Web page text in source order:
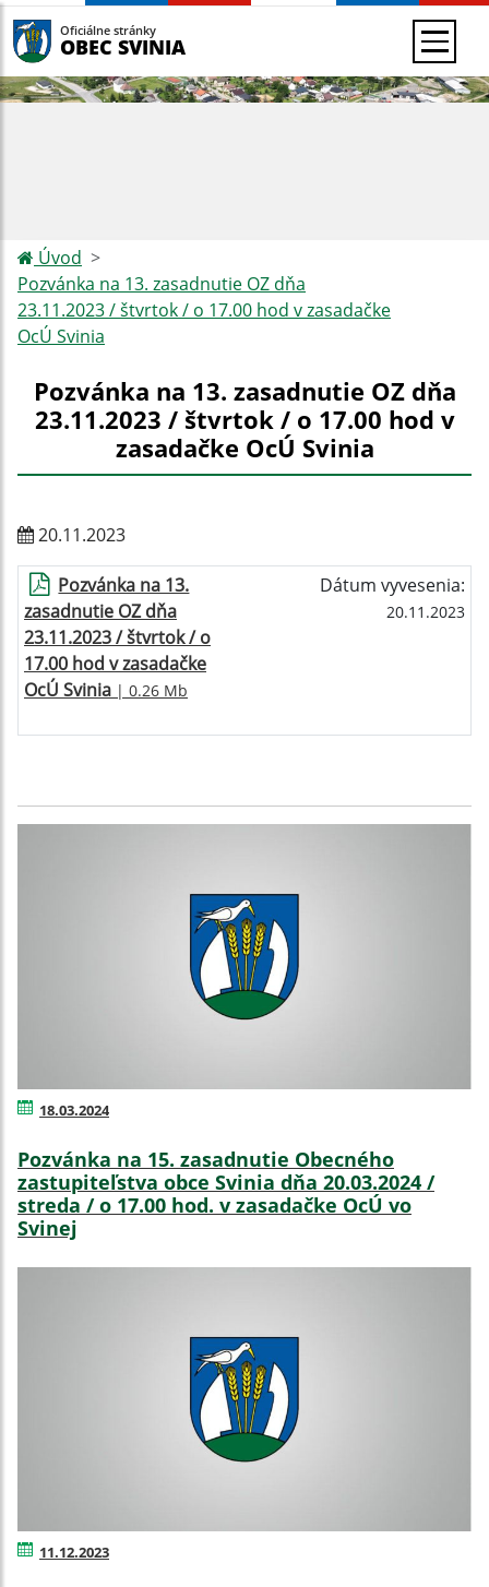
Oficiálne stránky
OBEC SVINIA
Úvod
Pozvánka na 13. zasadnutie OZ dňa
23.11.2023 / štvrtok / o 17.00 hod v zasadačke
OcÚ Svinia
Pozvánka na 13. zasadnutie OZ dňa
23.11.2023 / štvrtok / o 17.00 hod v
zasadačke OcÚ Svinia
20.11.2023
Pozvánka na 13.
zasadnutie OZ dňa
23.11.2023 / štvrtok / o
17.00 hod v zasadačke
OcÚ Svinia | 0.26 Mb
Dátum vyvesenia:
20.11.2023
18.03.2024
Pozvánka na 15. zasadnutie Obecného
zastupiteľstva obce Svinia dňa 20.03.2024 /
streda / o 17.00 hod. v zasadačke OcÚ vo
Svinej
11.12.2023